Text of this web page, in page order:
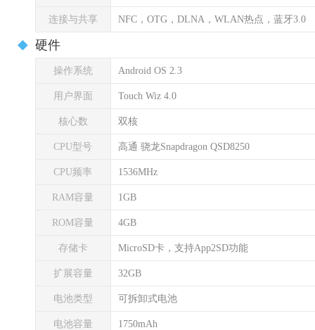
连接与共享 NFC，OTG，DLNA，WLAN热点，蓝牙3.0
硬件
操作系统 Android OS 2.3
用户界面 Touch Wiz 4.0
核心数 双核
CPU型号 高通 骁龙Snapdragon QSD8250
CPU频率 1536MHz
RAM容量 1GB
ROM容量 4GB
存储卡 MicroSD卡，支持App2SD功能
扩展容量 32GB
电池类型 可拆卸式电池
电池容量 1750mAh